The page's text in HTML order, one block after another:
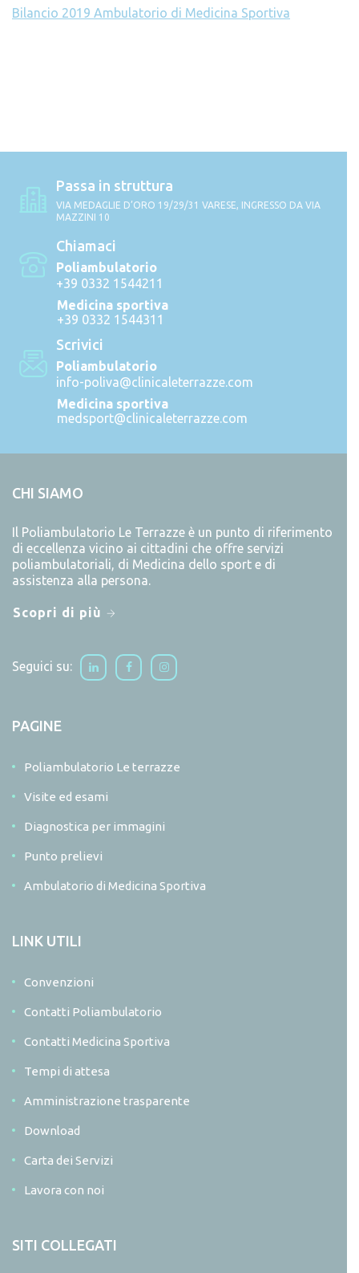
Bilancio 2019 Ambulatorio di Medicina Sportiva
Passa in struttura
VIA MEDAGLIE D’ORO 19/29/31 VARESE, INGRESSO DA VIA
MAZZINI 10
Chiamaci
Poliambulatorio
+39 0332 1544211
Medicina sportiva
+39 0332 1544311
Scrivici
Poliambulatorio
info-poliva@clinicaleterrazze.com
Medicina sportiva
medsport@clinicaleterrazze.com
CHI SIAMO
Il Poliambulatorio Le Terrazze è un punto di riferimento
di eccellenza vicino ai cittadini che offre servizi
poliambulatoriali, di Medicina dello sport e di
assistenza alla persona.
Scopri di più
Seguici su:
PAGINE
Poliambulatorio Le terrazze
Visite ed esami
Diagnostica per immagini
Punto prelievi
Ambulatorio di Medicina Sportiva
LINK UTILI
Convenzioni
Contatti Poliambulatorio
Contatti Medicina Sportiva
Tempi di attesa
Amministrazione trasparente
Download
Carta dei Servizi
Lavora con noi
SITI COLLEGATI